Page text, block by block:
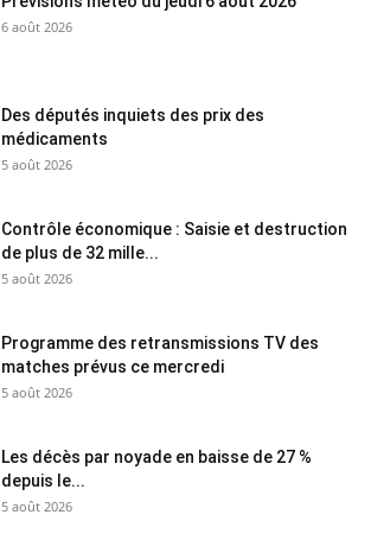
6 août 2026
Des députés inquiets des prix des
médicaments
5 août 2026
Contrôle économique : Saisie et destruction
de plus de 32 mille...
5 août 2026
Programme des retransmissions TV des
matches prévus ce mercredi
5 août 2026
Les décès par noyade en baisse de 27 %
depuis le...
5 août 2026